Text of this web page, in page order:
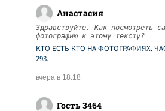
Анастасия
Здравствуйте. Как посмотреть
фотографию к этому тексту?
КТО ЕСТЬ КТО НА ФОТОГРАФИЯХ.
293.
вчера в 18:18
Гость 3464